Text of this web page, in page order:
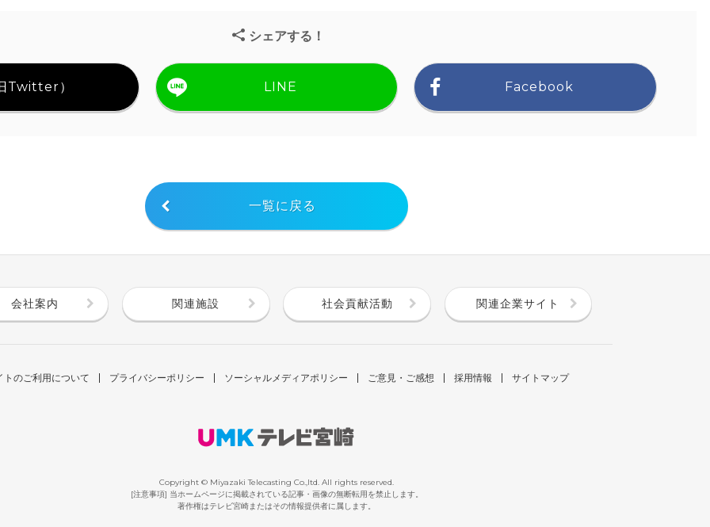
シェアする！
Twitter） LINE Facebook
一覧に戻る
会社案内 関連施設 社会貢献活動 関連企業サイト
トのご利用について プライバシーポリシー ソーシャルメディアポリシー ご意見・ご感想 採用情報 サイトマップ
Copyright © Miyazaki Telecasting Co.,ltd. All rights reserved.
[注意事項] 当ホームページに掲載されている記事・画像の無断転用を禁止します。
著作権はテレビ宮崎またはその情報提供者に属します。